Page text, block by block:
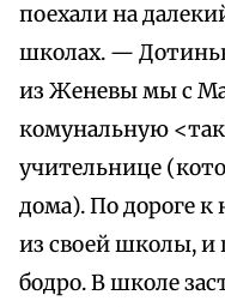
поехали на
школах. —
из Женевы мы с
комунальную
учительнице
дома). По дороге к
из своей школы, и
бодро. В школе